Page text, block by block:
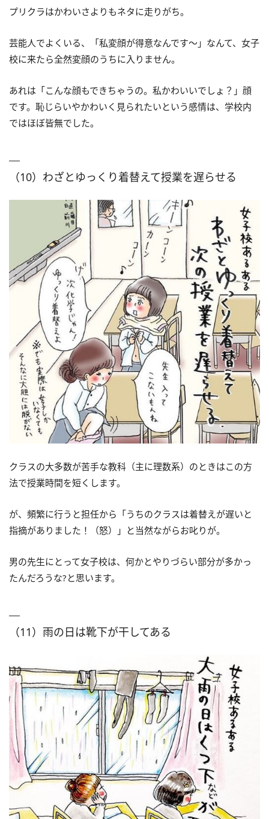
プリクラはかわいさよりもネタに走りがち。
芸能人でよくいる、「私変顔が得意なんです～」なんて、女子
校に来たら全然変顔のうちに入りません。
あれは「こんな顔もできちゃうの。私かわいいでしょ？」顔
です。恥じらいやかわいく見られたいという感情は、学校内
ではほぼ皆無でした。
（10）わざとゆっくり着替えて授業を遅らせる
クラスの大多数が苦手な教科（主に理数系）のときはこの方
法で授業時間を短くします。
が、頻繁に行うと担任から「うちのクラスは着替えが遅いと
指摘がありました！（怒）」と当然ながらお叱りが。
男の先生にとって女子校は、何かとやりづらい部分が多かっ
たんだろうな?と思います。
（11）雨の日は靴下が干してある